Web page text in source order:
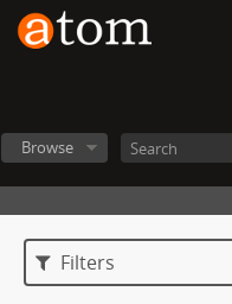
Browse
Filters